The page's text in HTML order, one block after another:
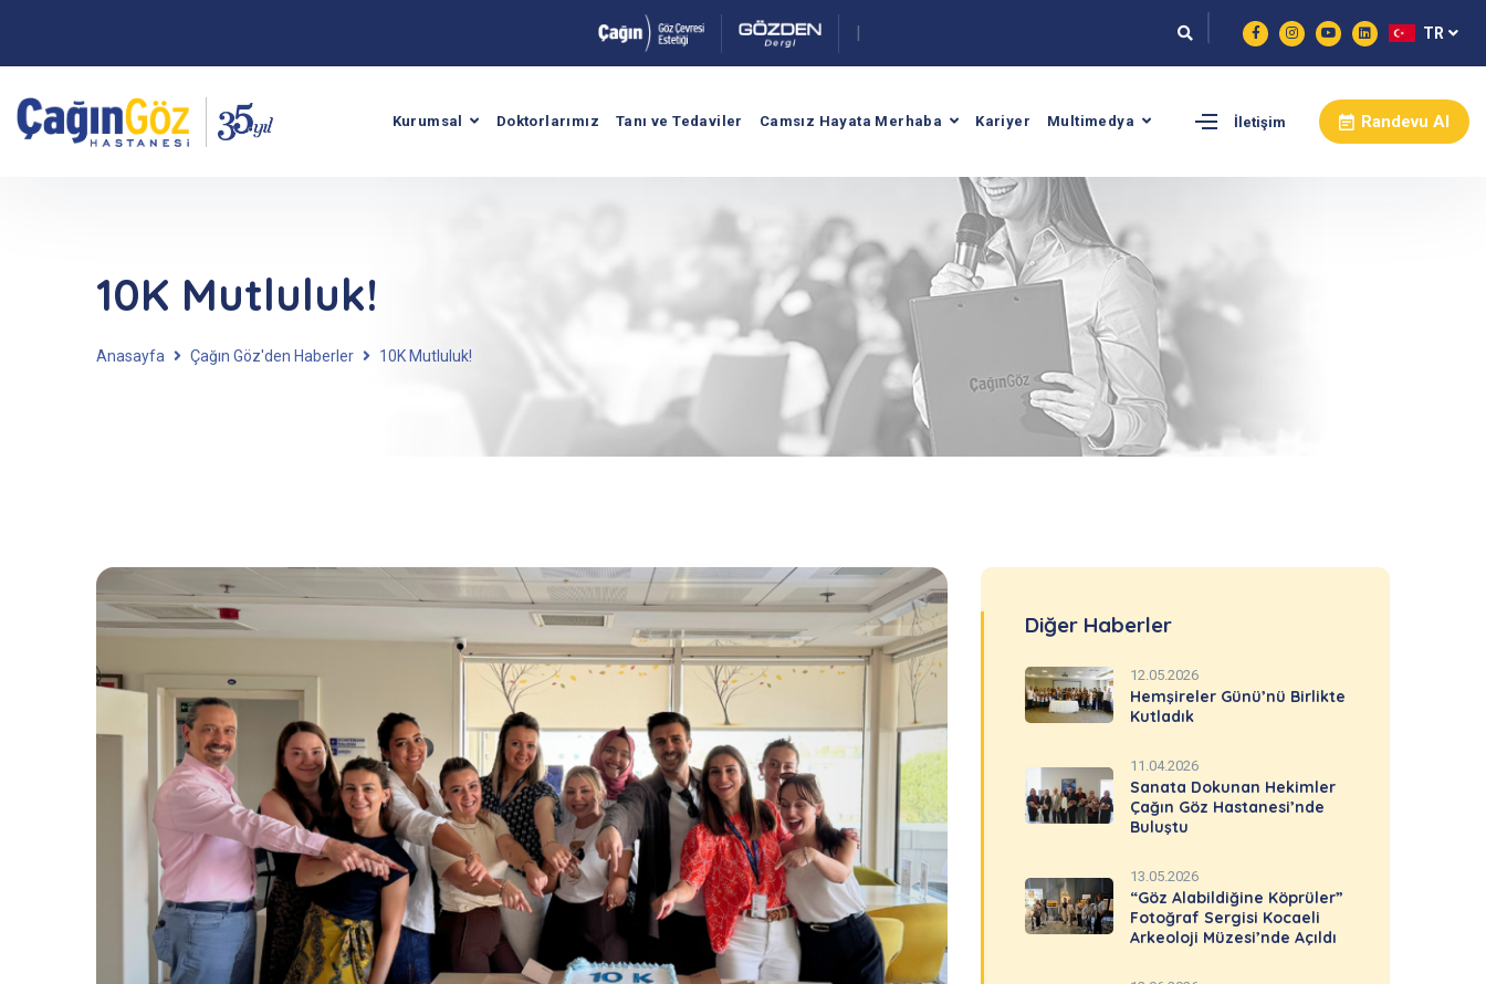
.M TR
Kurumsal Doktorlarımız Tanı ve Tedaviler Camsız Hayata Merhaba Kariyer Multimedya İletişim Randevu Al
10K Mutluluk!
Anasayfa Çağın Göz'den Haberler 10K Mutluluk!
Diğer Haberler
12.05.2026
Hemşireler Günü’nü Birlikte
Kutladık
11.04.2026
Sanata Dokunan Hekimler
Çağın Göz Hastanesi’nde
Buluştu
13.05.2026
“Göz Alabildiğine Köprüler”
Fotoğraf Sergisi Kocaeli
Arkeoloji Müzesi’nde Açıldı